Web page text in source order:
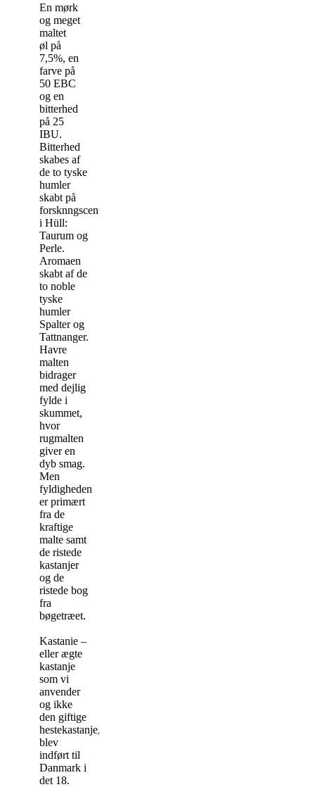
En mørk
og meget
maltet
øl på
7,5%, en
farve på
50 EBC
og en
bitterhed
på 25
IBU.
Bitterhed
skabes af
de to tyske
humler
skabt på
forsknngscentret
i Hüll:
Taurum og
Perle.
Aromaen
skabt af de
to noble
tyske
humler
Spalter og
Tattnanger.
Havre
malten
bidrager
med dejlig
fylde i
skummet,
hvor
rugmalten
giver en
dyb smag.
Men
fyldigheden
er primært
fra de
kraftige
malte samt
de ristede
kastanjer
og de
ristede bog
fra
bøgetræet.
Kastanie –
eller ægte
kastanje
som vi
anvender
og ikke
den giftige
hestekastanje,
blev
indført til
Danmark i
det 18.